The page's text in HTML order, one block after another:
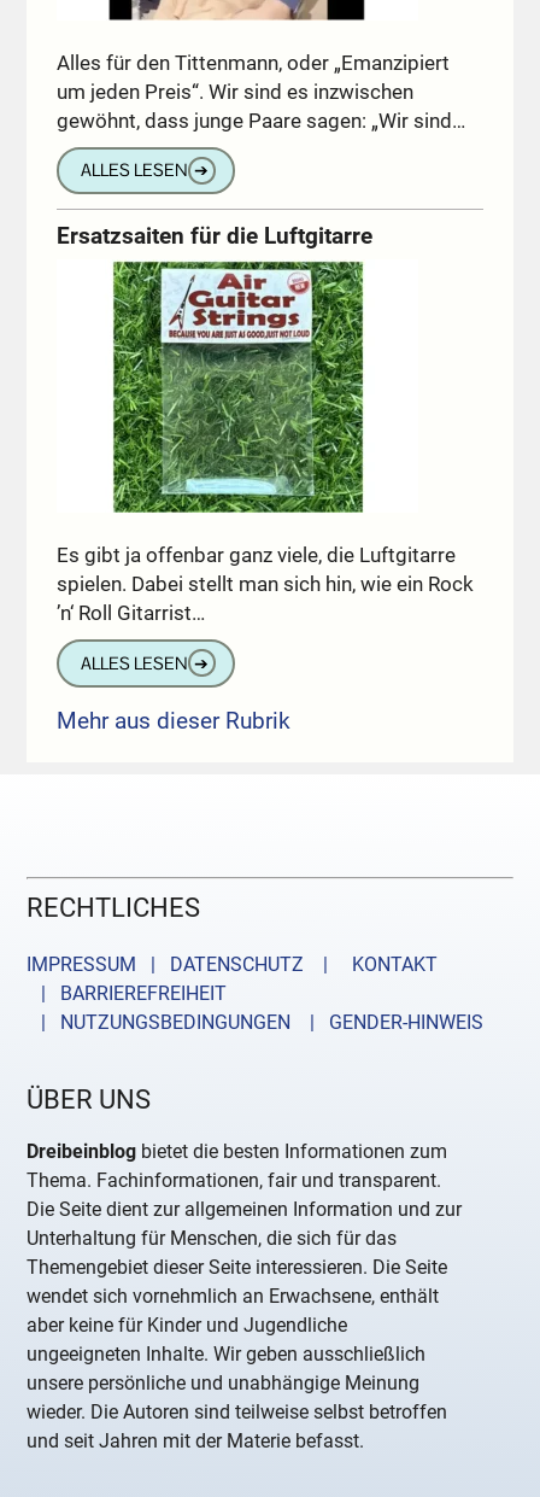
Alles für den Tittenmann, oder „Emanzipiert
um jeden Preis“. Wir sind es inzwischen
gewöhnt, dass junge Paare sagen: „Wir sind…
ALLES LESEN ➔
Ersatzsaiten für die Luftgitarre
Es gibt ja offenbar ganz viele, die Luftgitarre
spielen. Dabei stellt man sich hin, wie ein Rock
’n‘ Roll Gitarrist…
ALLES LESEN ➔
Mehr aus dieser Rubrik
RECHTLICHES
IMPRESSUM | DATENSCHUTZ |
KONTAKT
| BARRIEREFREIHEIT
| NUTZUNGSBEDINGUNGEN
| GENDER-HINWEIS
ÜBER UNS
Dreibeinblog bietet die besten Informationen zum
Thema. Fachinformationen, fair und transparent.
Die Seite dient zur allgemeinen Information und zur
Unterhaltung für Menschen, die sich für das
Themengebiet dieser Seite interessieren. Die Seite
wendet sich vornehmlich an Erwachsene, enthält
aber keine für Kinder und Jugendliche
ungeeigneten Inhalte. Wir geben ausschließlich
unsere persönliche und unabhängige Meinung
wieder. Die Autoren sind teilweise selbst betroffen
und seit Jahren mit der Materie befasst.